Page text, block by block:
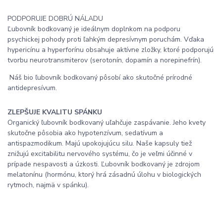
PODPORUJE DOBRÚ NÁLADU
Ľubovník bodkovaný je ideálnym doplnkom na podporu
psychickej pohody proti ľahkým depresívnym poruchám. Vďaka
hypericínu a hyperforínu obsahuje aktívne zložky, ktoré podporujú
tvorbu neurotransmiterov (serotonín, dopamín a norepinefrín).
Náš bio ľubovník bodkovaný pôsobí ako skutočné prírodné
antidepresívum.
ZLEPŠUJE KVALITU SPÁNKU
Organický ľubovník bodkovaný uľahčuje zaspávanie. Jeho kvety
skutočne pôsobia ako hypotenzívum, sedatívum a
antispazmodikum. Majú upokojujúcu silu. Naše kapsuly tiež
znižujú excitabilitu nervového systému, čo je veľmi účinné v
prípade nespavosti a úzkosti. Ľubovník bodkovaný je zdrojom
melatonínu (hormónu, ktorý hrá zásadnú úlohu v biologických
rytmoch, najmä v spánku).